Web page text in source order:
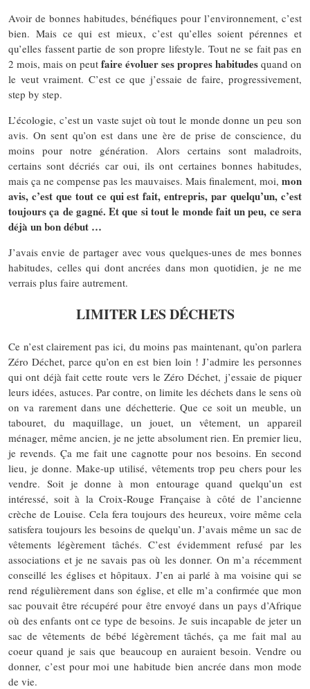
Avoir de bonnes habitudes, bénéfiques pour l’environnement, c’est
bien. Mais ce qui est mieux, c’est qu’elles soient pérennes et
qu’elles fassent partie de son propre lifestyle. Tout ne se fait pas en
2 mois, mais on peut faire évoluer ses propres habitudes quand on
le veut vraiment. C’est ce que j’essaie de faire, progressivement,
step by step.
L’écologie, c’est un vaste sujet où tout le monde donne un peu son
avis. On sent qu’on est dans une ère de prise de conscience, du
moins pour notre génération. Alors certains sont maladroits,
certains sont décriés car oui, ils ont certaines bonnes habitudes,
mais ça ne compense pas les mauvaises. Mais finalement, moi, mon
avis, c’est que tout ce qui est fait, entrepris, par quelqu’un, c’est
toujours ça de gagné. Et que si tout le monde fait un peu, ce sera
déjà un bon début …
J’avais envie de partager avec vous quelques-unes de mes bonnes
habitudes, celles qui dont ancrées dans mon quotidien, je ne me
verrais plus faire autrement.
LIMITER LES DÉCHETS
Ce n’est clairement pas ici, du moins pas maintenant, qu’on parlera
Zéro Déchet, parce qu’on en est bien loin ! J’admire les personnes
qui ont déjà fait cette route vers le Zéro Déchet, j’essaie de piquer
leurs idées, astuces. Par contre, on limite les déchets dans le sens où
on va rarement dans une déchetterie. Que ce soit un meuble, un
tabouret, du maquillage, un jouet, un vêtement, un appareil
ménager, même ancien, je ne jette absolument rien. En premier lieu,
je revends. Ça me fait une cagnotte pour nos besoins. En second
lieu, je donne. Make-up utilisé, vêtements trop peu chers pour les
vendre. Soit je donne à mon entourage quand quelqu’un est
intéressé, soit à la Croix-Rouge Française à côté de l’ancienne
crèche de Louise. Cela fera toujours des heureux, voire même cela
satisfera toujours les besoins de quelqu’un. J’avais même un sac de
vêtements légèrement tâchés. C’est évidemment refusé par les
associations et je ne savais pas où les donner. On m’a récemment
conseillé les églises et hôpitaux. J’en ai parlé à ma voisine qui se
rend régulièrement dans son église, et elle m’a confirmée que mon
sac pouvait être récupéré pour être envoyé dans un pays d’Afrique
où des enfants ont ce type de besoins. Je suis incapable de jeter un
sac de vêtements de bébé légèrement tâchés, ça me fait mal au
coeur quand je sais que beaucoup en auraient besoin. Vendre ou
donner, c’est pour moi une habitude bien ancrée dans mon mode
de vie.